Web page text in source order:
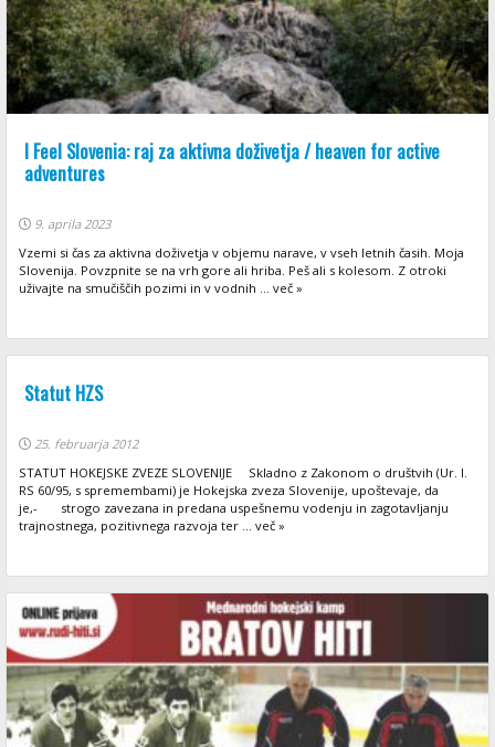
I Feel Slovenia: raj za aktivna doživetja / heaven for active
adventures
9. aprila 2023
Vzemi si čas za aktivna doživetja v objemu narave, v vseh letnih časih. Moja
Slovenija. Povzpnite se na vrh gore ali hriba. Peš ali s kolesom. Z otroki
uživajte na smučiščih pozimi in v vodnih ... več »
Statut HZS
25. februarja 2012
STATUT HOKEJSKE ZVEZE SLOVENIJE Skladno z Zakonom o društvih (Ur. l.
RS 60/95, s spremembami) je Hokejska zveza Slovenije, upoštevaje, da
je,- strogo zavezana in predana uspešnemu vodenju in zagotavljanju
trajnostnega, pozitivnega razvoja ter ... več »